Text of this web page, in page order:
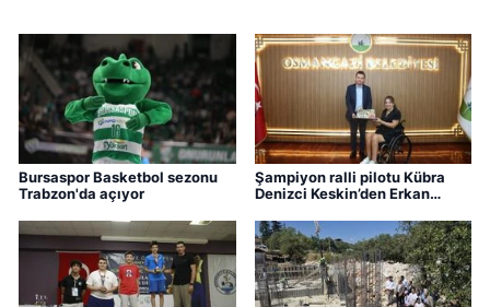
Bursaspor Basketbol sezonu
Trabzon'da açıyor
Şampiyon ralli pilotu Kübra
Denizci Keskin’den Erkan